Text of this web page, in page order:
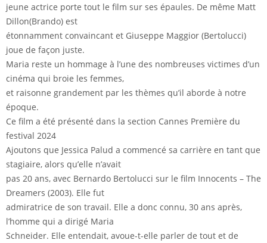
jeune actrice porte tout le film sur ses épaules. De même Matt
Dillon(Brando) est
étonnamment convaincant et Giuseppe Maggior (Bertolucci)
joue de façon juste.
Maria reste un hommage à l’une des nombreuses victimes d’un
cinéma qui broie les femmes,
et raisonne grandement par les thèmes qu’il aborde à notre
époque.
Ce film a été présenté dans la section Cannes Première du
festival 2024
Ajoutons que Jessica Palud a commencé sa carrière en tant que
stagiaire, alors qu’elle n’avait
pas 20 ans, avec Bernardo Bertolucci sur le film Innocents – The
Dreamers (2003). Elle fut
admiratrice de son travail. Elle a donc connu, 30 ans après,
l’homme qui a dirigé Maria
Schneider. Elle entendait, avoue-t-elle parler de tout et de